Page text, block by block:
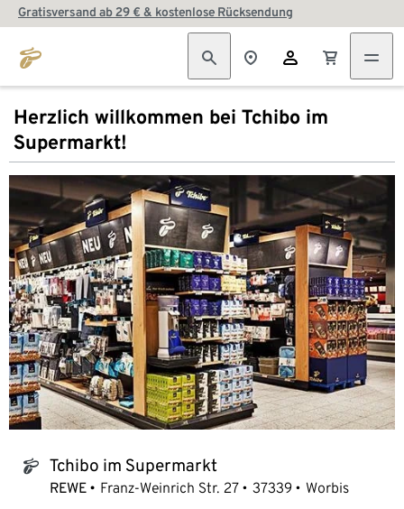
Gratisversand ab 29 € & kostenlose Rücksendung
Herzlich willkommen bei Tchibo im
Supermarkt!
tchibo_logo Tchibo im Supermarkt
REWE Franz-Weinrich Str. 27 37339 Worbis